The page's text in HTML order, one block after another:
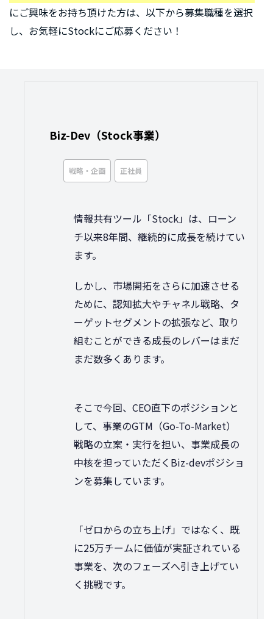
にご興味をお持ち頂けた方は、以下から募集職種を選択
し、お気軽にStockにご応募ください！
Biz-Dev（Stock事業）
戦略・企画 正社員
情報共有ツール「Stock」は、ローン
チ以来8年間、継続的に成長を続けてい
ます。
しかし、市場開拓をさらに加速させる
ために、認知拡大やチャネル戦略、タ
ーゲットセグメントの拡張など、取り
組むことができる成長のレバーはまだ
まだ数多くあります。
そこで今回、CEO直下のポジションと
して、事業のGTM（Go-To-Market）
戦略の立案・実行を担い、事業成長の
中核を担っていただくBiz-devポジショ
ンを募集しています。
「ゼロからの立ち上げ」ではなく、既
に25万チームに価値が実証されている
事業を、次のフェーズへ引き上げてい
く挑戦です。